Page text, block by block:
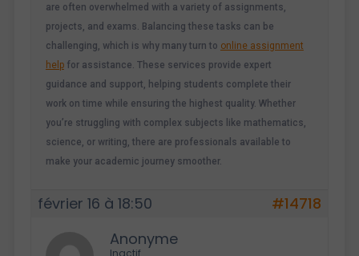
are often overwhelmed with a variety of assignments,
projects, and exams. Balancing these tasks can be
challenging, which is why many turn to online assignment
helpfor assistance. These services provide expert
guidance and support, helping students complete their
work on time while ensuring the highest quality. Whether
you’re struggling with complex subjects like mathematics,
science, or writing, there are professionals available to
make your academic journey smoother.
février 16 à 18:50
#14718
Anonyme
Inactif